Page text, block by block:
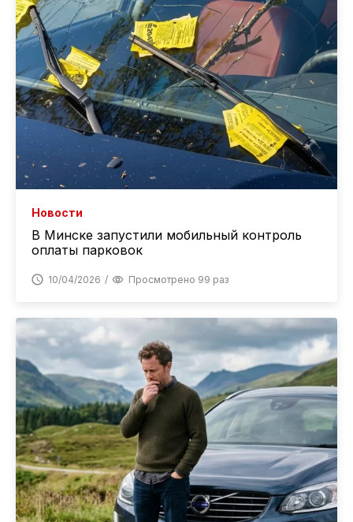
Новости
В Минске запустили мобильный контроль
оплаты парковок
10/04/2026 Просмотрено 99 раз